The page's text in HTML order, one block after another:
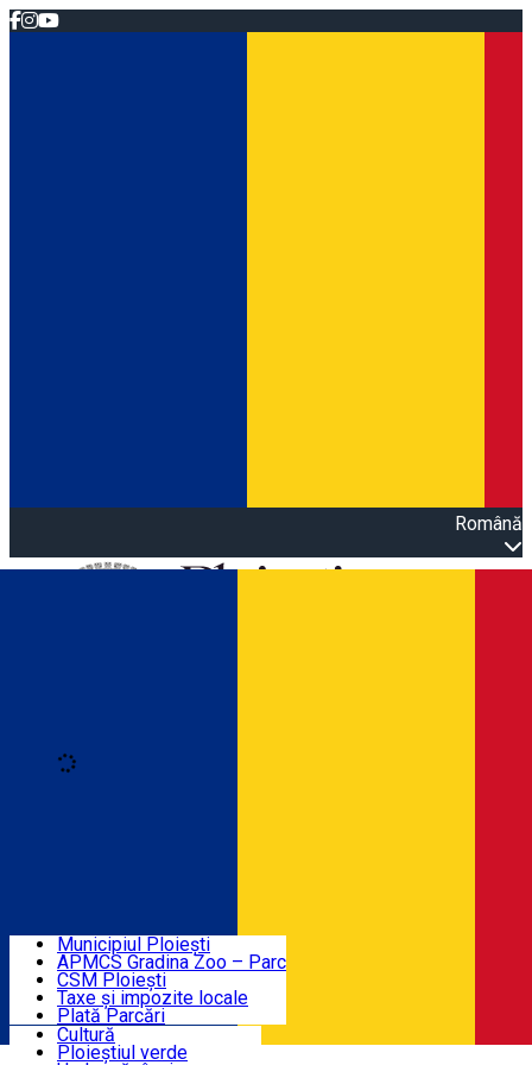
Română
Agenda evenimentelor
Știri Primărie
Turist în Ploiești
Contact
Municipiul Ploiești
APMCS Gradina Zoo – Parc
CSM Ploiești
Taxe și impozite locale
Plată Parcări
Cultură
Ploieștiul verde